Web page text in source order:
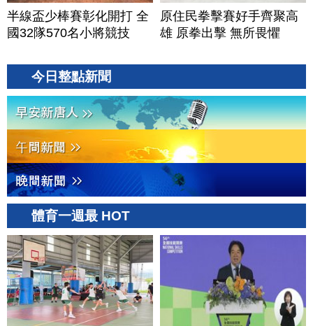
半線盃少棒賽彰化開打 全
國32隊570名小將競技
原住民拳擊賽好手齊聚高
雄 原拳出擊 無所畏懼
今日整點新聞
體育一週最 HOT